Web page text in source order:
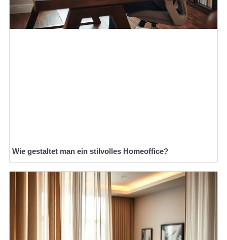
Wie gestaltet man ein stilvolles Homeoffice?